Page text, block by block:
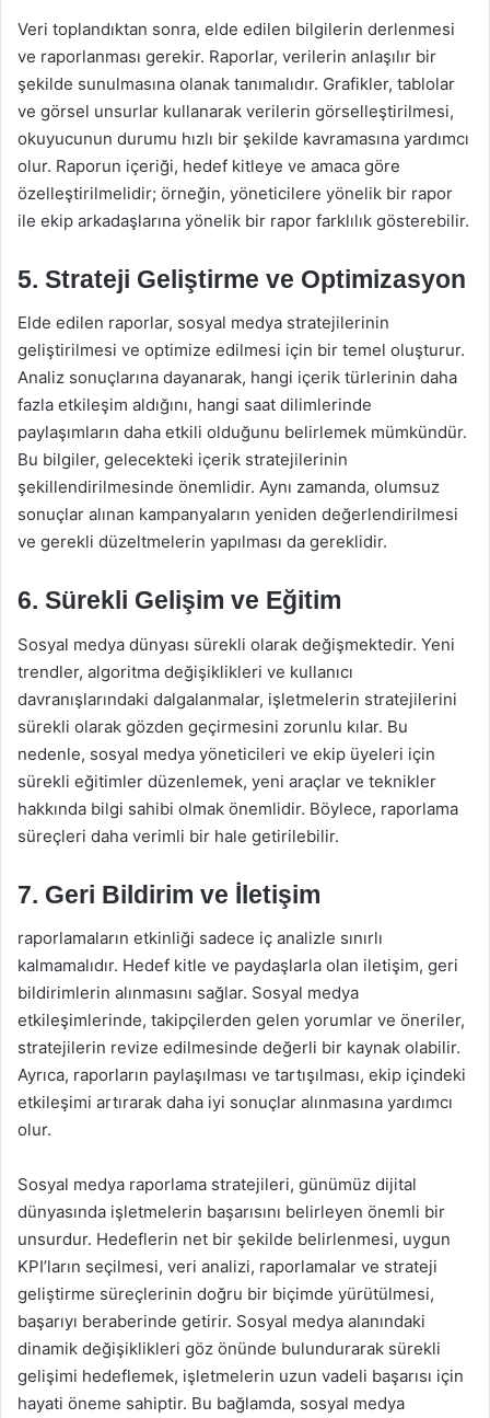
Veri toplandıktan sonra, elde edilen bilgilerin derlenmesi
ve raporlanması gerekir. Raporlar, verilerin anlaşılır bir
şekilde sunulmasına olanak tanımalıdır. Grafikler, tablolar
ve görsel unsurlar kullanarak verilerin görselleştirilmesi,
okuyucunun durumu hızlı bir şekilde kavramasına yardımcı
olur. Raporun içeriği, hedef kitleye ve amaca göre
özelleştirilmelidir; örneğin, yöneticilere yönelik bir rapor
ile ekip arkadaşlarına yönelik bir rapor farklılık gösterebilir.
5. Strateji Geliştirme ve Optimizasyon
Elde edilen raporlar, sosyal medya stratejilerinin
geliştirilmesi ve optimize edilmesi için bir temel oluşturur.
Analiz sonuçlarına dayanarak, hangi içerik türlerinin daha
fazla etkileşim aldığını, hangi saat dilimlerinde
paylaşımların daha etkili olduğunu belirlemek mümkündür.
Bu bilgiler, gelecekteki içerik stratejilerinin
şekillendirilmesinde önemlidir. Aynı zamanda, olumsuz
sonuçlar alınan kampanyaların yeniden değerlendirilmesi
ve gerekli düzeltmelerin yapılması da gereklidir.
6. Sürekli Gelişim ve Eğitim
Sosyal medya dünyası sürekli olarak değişmektedir. Yeni
trendler, algoritma değişiklikleri ve kullanıcı
davranışlarındaki dalgalanmalar, işletmelerin stratejilerini
sürekli olarak gözden geçirmesini zorunlu kılar. Bu
nedenle, sosyal medya yöneticileri ve ekip üyeleri için
sürekli eğitimler düzenlemek, yeni araçlar ve teknikler
hakkında bilgi sahibi olmak önemlidir. Böylece, raporlama
süreçleri daha verimli bir hale getirilebilir.
7. Geri Bildirim ve İletişim
raporlamaların etkinliği sadece iç analizle sınırlı
kalmamalıdır. Hedef kitle ve paydaşlarla olan iletişim, geri
bildirimlerin alınmasını sağlar. Sosyal medya
etkileşimlerinde, takipçilerden gelen yorumlar ve öneriler,
stratejilerin revize edilmesinde değerli bir kaynak olabilir.
Ayrıca, raporların paylaşılması ve tartışılması, ekip içindeki
etkileşimi artırarak daha iyi sonuçlar alınmasına yardımcı
olur.
Sosyal medya raporlama stratejileri, günümüz dijital
dünyasında işletmelerin başarısını belirleyen önemli bir
unsurdur. Hedeflerin net bir şekilde belirlenmesi, uygun
KPI’ların seçilmesi, veri analizi, raporlamalar ve strateji
geliştirme süreçlerinin doğru bir biçimde yürütülmesi,
başarıyı beraberinde getirir. Sosyal medya alanındaki
dinamik değişiklikleri göz önünde bulundurarak sürekli
gelişimi hedeflemek, işletmelerin uzun vadeli başarısı için
hayati öneme sahiptir. Bu bağlamda, sosyal medya